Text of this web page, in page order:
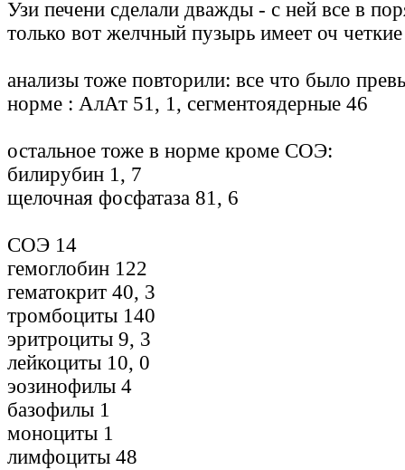
Узи печени сделали дважды - с ней все в
только вот желчный пузырь имеет оч
анализы тоже повторили: все что было
норме : АлАт 51, 1, сегментоядерные 46
остальное тоже в норме кроме СОЭ:
билирубин 1, 7
щелочная фосфатаза 81, 6
СОЭ 14
гемоглобин 122
гематокрит 40, 3
тромбоциты 140
эритроциты 9, 3
лейкоциты 10, 0
эозинофилы 4
базофилы 1
моноциты 1
лимфоциты 48